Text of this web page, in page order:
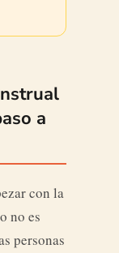
a
con la
no es
personas